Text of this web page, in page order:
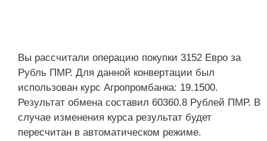
Вы рассчитали операцию покупки 3152 Евро за
Рубль ПМР. Для данной конвертации был
использован курс Агропромбанка: 19.1500.
Результат обмена составил 60360.8 Рублей ПМР. В
случае изменения курса результат будет
пересчитан в автоматическом режиме.